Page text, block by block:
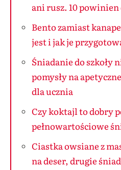
ani rusz. 10
Bento zamiast
jest i jak je
Śniadanie do szkoły
pomysły na
dla ucznia
Czy koktajl to dobry
pełnowartościowe
Ciastka owsiane z
na deser, drugie